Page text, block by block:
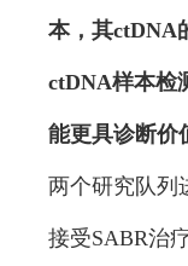
本，其ctDNA
ctDNA样本检
能更具诊断价
两个研究队列
接受SABR治